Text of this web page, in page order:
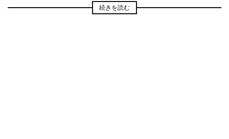
続きを読む